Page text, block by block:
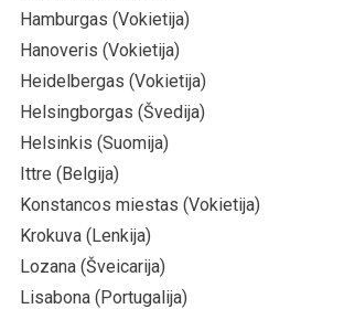
Hamburgas (Vokietija)
Hanoveris (Vokietija)
Heidelbergas (Vokietija)
Helsingborgas (Švedija)
Helsinkis (Suomija)
Ittre (Belgija)
Konstancos miestas (Vokietija)
Krokuva (Lenkija)
Lozana (Šveicarija)
Lisabona (Portugalija)